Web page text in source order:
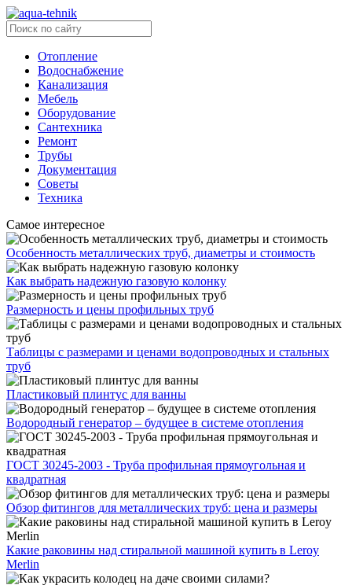
Отопление
Водоснабжение
Канализация
Мебель
Оборудование
Сантехника
Ремонт
Трубы
Документация
Советы
Техника
Самое интересное
Особенность металлических труб, диаметры и стоимость
Как выбрать надежную газовую колонку
Размерность и цены профильных труб
Таблицы с размерами и ценами водопроводных и стальных
труб
Пластиковый плинтус для ванны
Водородный генератор – будущее в системе отопления
ГОСТ 30245-2003 - Труба профильная прямоугольная и
квадратная
Обзор фитингов для металлических труб: цена и размеры
Какие раковины над стиральной машиной купить в Leroy
Merlin